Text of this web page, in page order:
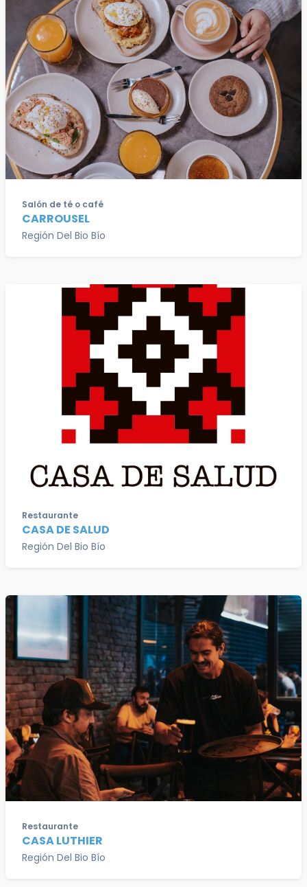
Salón de té o café
CARROUSEL
Región Del Bio Bío
Restaurante
CASA DE SALUD
Región Del Bio Bío
Restaurante
CASA LUTHIER
Región Del Bio Bío